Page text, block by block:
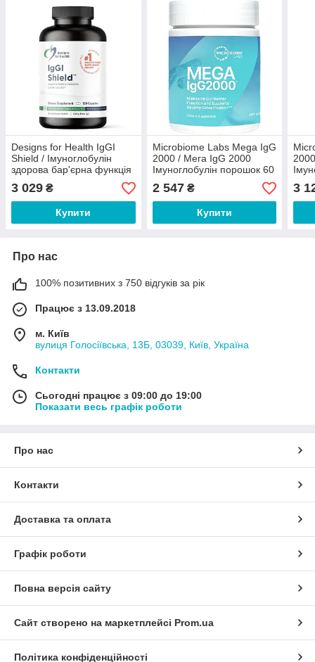
Designs for Health IgGI
Shield / Імуноглобулін
здорова бар'єрна функція
кишківника 120 капсул
3 029 ₴
Купити
Microbiome Labs Mega IgG
2000 / Мега IgG 2000
Імуноглобулін порошок 60
г
2 547₴
Купити
3
Про нас
100% позитивних з 750 відгуків за рік
Працює з 13.09.2018
м. Київ
вулиця Голосіївська, 13Б, 03039, Київ, Україна
Контакти
Сьогодні працює з 09:00 до 19:00
Показати весь графік роботи
Про нас
Контакти
Доставка та оплата
Графік роботи
Повна версія сайту
Сайт створено на маркетплейсі Prom.ua
Політика конфіденційності